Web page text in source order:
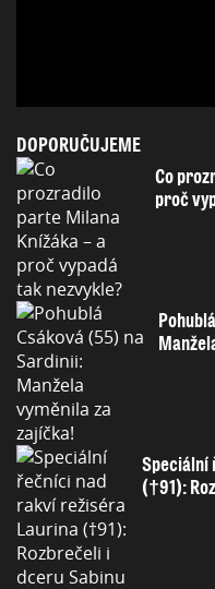
DOPORUČUJEME
Co
proč
(†91):